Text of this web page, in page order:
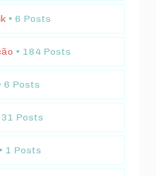
• 6 Posts
• 184 Posts
6 Posts
31 Posts
• 1 Posts